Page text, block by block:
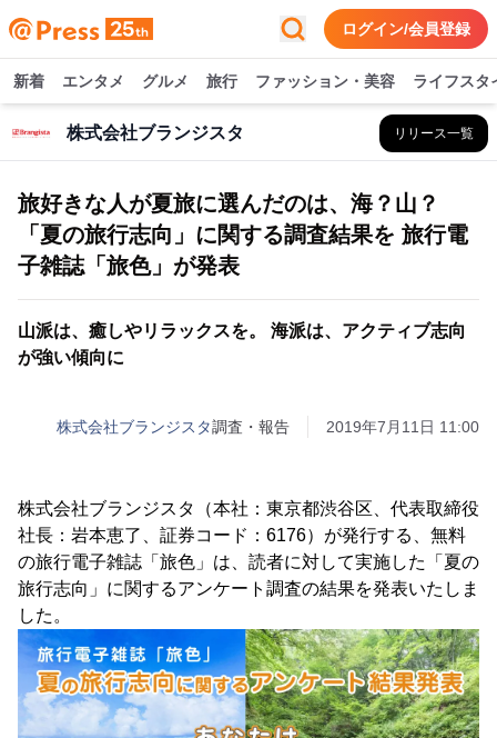
ログイン/会員登録
新着 エンタメ グルメ 旅行 ファッション・美容 ライフスタ
株式会社ブランジスタ リリース一覧
旅好きな人が夏旅に選んだのは、海？山？
「夏の旅行志向」に関する調査結果を 旅行電
子雑誌「旅色」が発表
山派は、癒しやリラックスを。 海派は、アクティブ志向
が強い傾向に
株式会社ブランジスタ調査・報告 2019年7月11日 11:00
株式会社ブランジスタ（本社：東京都渋谷区、代表取締役
社長：岩本恵了、証券コード：6176）が発行する、無料
の旅行電子雑誌「旅色」は、読者に対して実施した「夏の
旅行志向」に関するアンケート調査の結果を発表いたしま
した。